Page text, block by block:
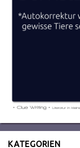
KATEGORIEN